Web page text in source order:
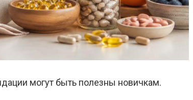
могут быть полезны новичкам.